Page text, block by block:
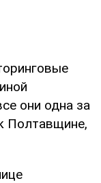
они одна за
Полтавщине,